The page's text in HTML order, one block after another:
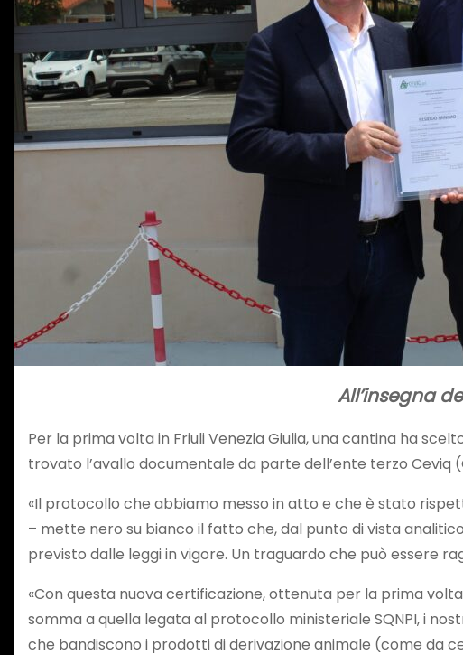
All’insegna
Per la prima volta in Friuli Venezia Giulia, una cantina ha
trovato l’avallo documentale da parte dell’ente terzo Ceviq
«Il protocollo che abbiamo messo in atto e che è stato
– mette nero su bianco il fatto che, dal punto di vista
previsto dalle leggi in vigore. Un traguardo che può essere
«Con questa nuova certificazione, ottenuta per la prima
somma a quella legata al protocollo ministeriale SQNPI, i
che bandiscono i prodotti di derivazione animale (come da